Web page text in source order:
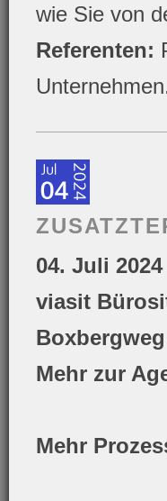
wie Sie von
Referenten:
04. Juli
viasit
Mehr zur
Mehr